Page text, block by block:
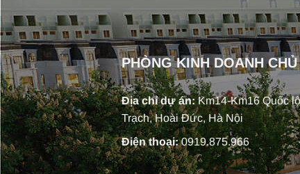
PHÒNG KINH DOANH
Địa chỉ dự án:Km14-Km16 Quốc
Trạch, Hoài Đức, Hà Nội
Điện thoại:0919.875.966